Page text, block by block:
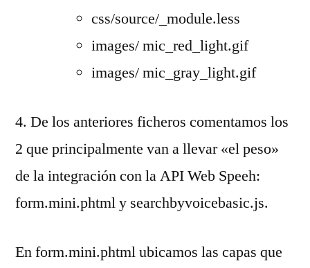
css/source/_module.less
images/ mic_red_light.gif
images/ mic_gray_light.gif
4. De los anteriores ficheros comentamos los
2 que principalmente van a llevar «el peso»
de la integración con la API Web Speeh:
form.mini.phtml y searchbyvoicebasic.js.
En form.mini.phtml ubicamos las capas que